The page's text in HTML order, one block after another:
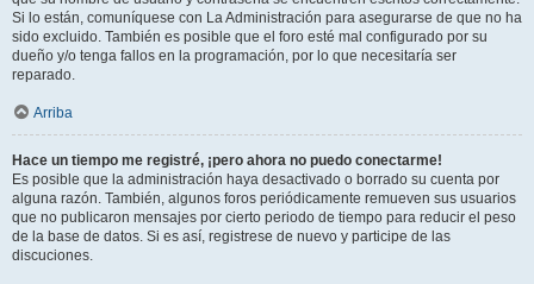
Si lo están, comuníquese con La Administración para asegurarse de que no ha
sido excluido. También es posible que el foro esté mal configurado por su
dueño y/o tenga fallos en la programación, por lo que necesitaría ser
reparado.
Arriba
Hace un tiempo me registré, ¡pero ahora no puedo conectarme!
Es posible que la administración haya desactivado o borrado su cuenta por
alguna razón. También, algunos foros periódicamente remueven sus usuarios
que no publicaron mensajes por cierto periodo de tiempo para reducir el peso
de la base de datos. Si es así, registrese de nuevo y participe de las
discuciones.